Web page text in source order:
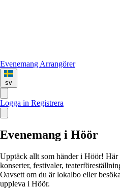
Evenemang Arrangörer
sv
Logga in Registrera
Evenemang i Höör
Upptäck allt som händer i Höör! Här
konserter, festivaler,
Oavsett om du är lokalbo eller
uppleva i Höör.